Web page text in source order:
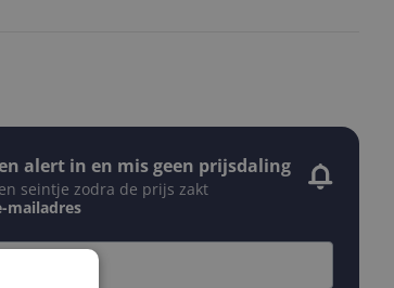
alert in en mis geen prijsdaling
seintje zodra de prijs zakt
mailadres